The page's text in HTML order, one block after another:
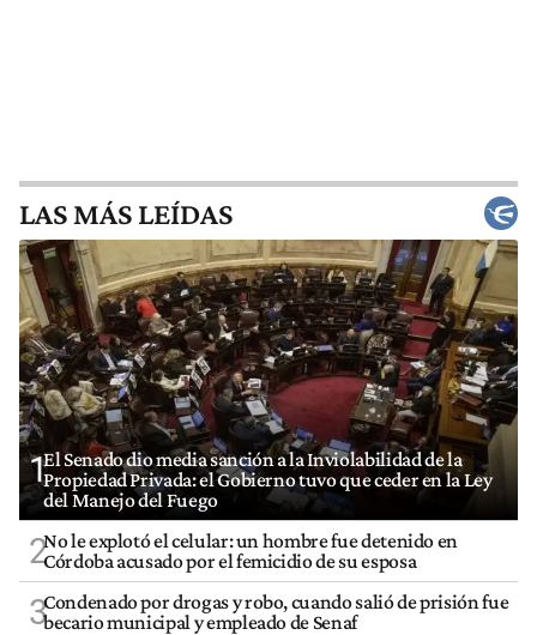
LAS MÁS LEÍDAS
1El Senado dio media sanción a la Inviolabilidad de la
Propiedad Privada: el Gobierno tuvo que ceder en la Ley
del Manejo del Fuego
2No le explotó el celular: un hombre fue detenido en
Córdoba acusado por el femicidio de su esposa
3Condenado por drogas y robo, cuando salió de prisión fue
becario municipal y empleado de Senaf